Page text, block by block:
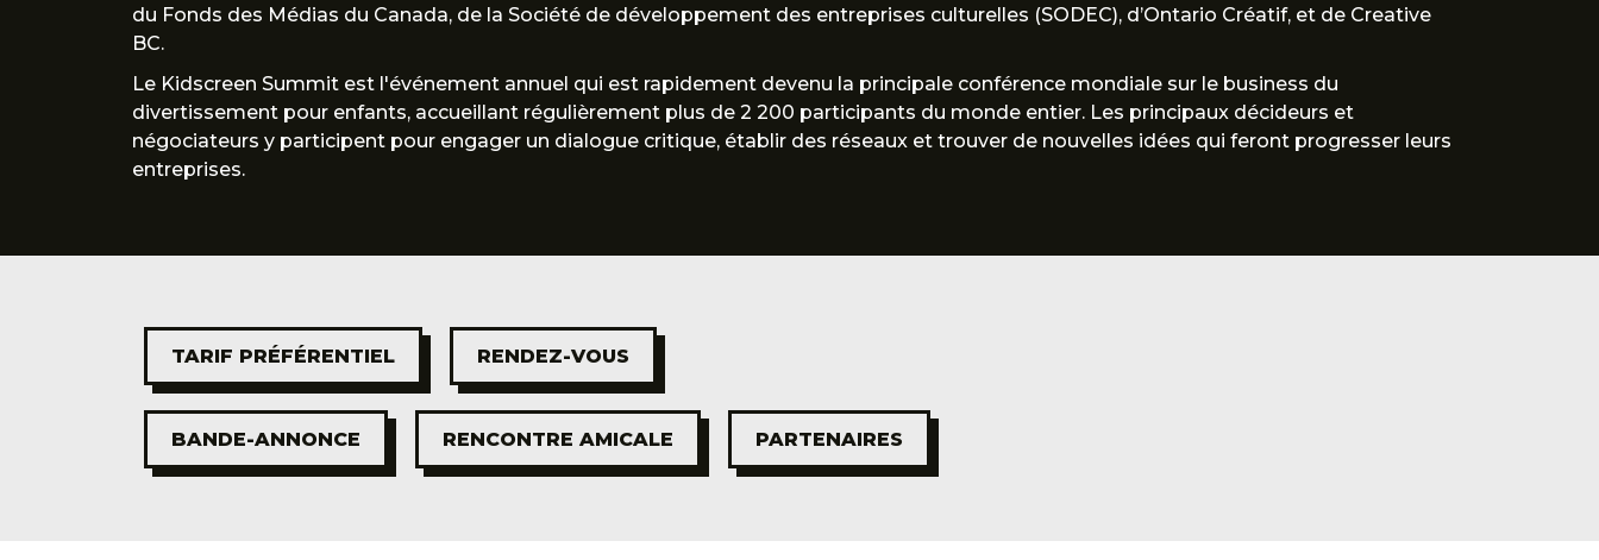
du Fonds des Médias du Canada, de la Société de développement des entreprises culturelles (SODEC), d’Ontario Créatif, et de Creative
BC.
Le Kidscreen Summit est l'événement annuel qui est rapidement devenu la principale conférence mondiale sur le business du
divertissement pour enfants, accueillant régulièrement plus de 2 200 participants du monde entier. Les principaux décideurs et
négociateurs y participent pour engager un dialogue critique, établir des réseaux et trouver de nouvelles idées qui feront progresser leurs
entreprises.
TARIF PRÉFÉRENTIEL RENDEZ-VOUS
BANDE-ANNONCE RENCONTRE AMICALE PARTENAIRES